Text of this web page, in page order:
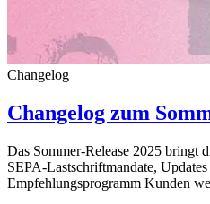
Changelog
Changelog zum
Das Sommer-Release 2025 bringt
SEPA-Lastschriftmandate,
Empfehlungsprogramm Kunden